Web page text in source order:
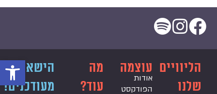
פתח
הליוויים
שלנו
עוצמה
אודות
הפודקסט
מה
עוד?
הישארו
מעודכנים!